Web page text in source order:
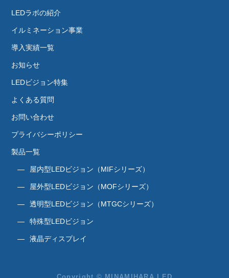
LEDラボの紹介
イルミネーション事業
導入実績一覧
お知らせ
LEDビジョン特集
よくある質問
お問い合わせ
プライバシーポリシー
製品一覧
屋内型LEDビジョン（MIFシリーズ）
屋外型LEDビジョン（MOFシリーズ）
透明型LEDビジョン（MTGCシリーズ）
特殊型LEDビジョン
液晶ディスプレイ